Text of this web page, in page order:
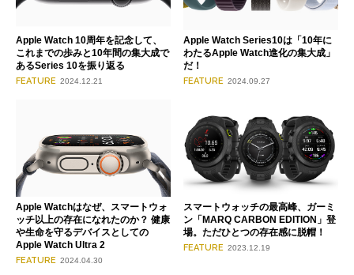
Apple Watch 10周年を記念して、
これまでの歩みと10年間の集大成で
あるSeries 10を振り返る
FEATURE 2024.12.21
Apple Watch Series10は「10年に
わたるApple Watch進化の集大成」
だ！
FEATURE 2024.09.27
Apple Watchはなぜ、スマートウォ
ッチ以上の存在になれたのか？ 健康
や生命を守るデバイスとしての
Apple Watch Ultra 2
FEATURE 2024.04.30
スマートウォッチの最高峰、ガーミ
ン「MARQ CARBON EDITION」登
場。ただひとつの存在感に脱帽！
FEATURE 2023.12.19